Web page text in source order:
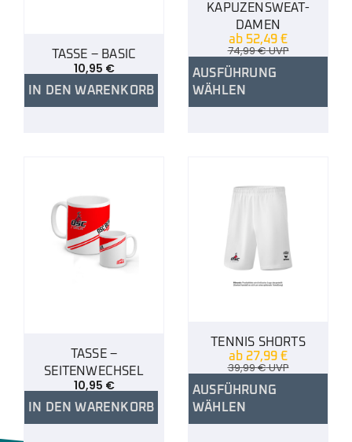
TASSE – BASIC
10,95 €
IN DEN WARENKORB
KAPUZENSWEAT-
DAMEN
ab 52,49 €
74,99€UVP
AUSFÜHRUNG
WÄHLEN
TASSE –
SEITENWECHSEL
10,95 €
IN DEN WARENKORB
TENNIS SHORTS
ab 27,99 €
39,99€UVP
AUSFÜHRUNG
WÄHLEN